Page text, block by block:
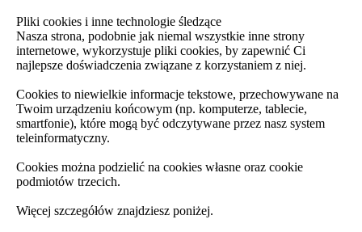
Pliki cookies i inne technologie śledzące
Nasza strona, podobnie jak niemal wszystkie inne strony
internetowe, wykorzystuje pliki cookies, by zapewnić Ci
najlepsze doświadczenia związane z korzystaniem z niej.
Cookies to niewielkie informacje tekstowe, przechowywane na
Twoim urządzeniu końcowym (np. komputerze, tablecie,
smartfonie), które mogą być odczytywane przez nasz system
teleinformatyczny.
Cookies można podzielić na cookies własne oraz cookie
podmiotów trzecich.
Więcej szczegółów znajdziesz poniżej.